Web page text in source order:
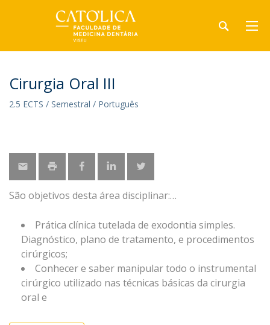
Cirurgia Oral III
2.5 ECTS / Semestral / Português
São objetivos desta área disciplinar:
Prática clínica tutelada de exodontia simples.
Diagnóstico, plano de tratamento, e procedimentos
cirúrgicos;
Conhecer e saber manipular todo o instrumental
cirúrgico utilizado nas técnicas básicas da cirurgia
oral e